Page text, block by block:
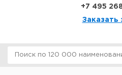
+7 495
Заказать